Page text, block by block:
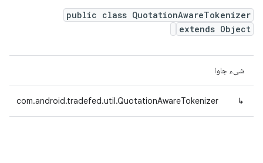
public class QuotationAwareTokenizer
extends Object
شیء جاوا
↳
com.android.tradefed.util.QuotationAwareTokenizer